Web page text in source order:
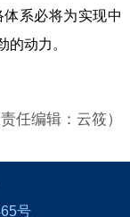
系必将为实现中
的动力。
责任编辑：云筱）
号